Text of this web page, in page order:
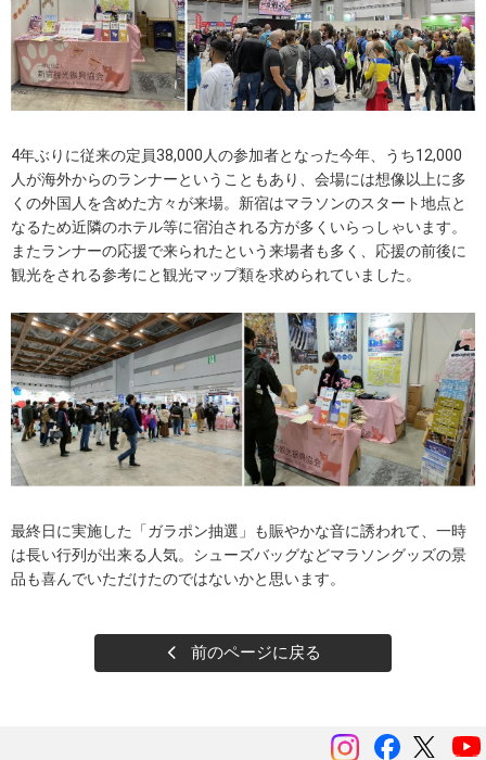
4年ぶりに従来の定員38,000人の参加者となった今年、うち12,000
人が海外からのランナーということもあり、会場には想像以上に多
くの外国人を含めた方々が来場。新宿はマラソンのスタート地点と
なるため近隣のホテル等に宿泊される方が多くいらっしゃいます。
またランナーの応援で来られたという来場者も多く、応援の前後に
観光をされる参考にと観光マップ類を求められていました。
最終日に実施した「ガラポン抽選」も賑やかな音に誘われて、一時
は長い行列が出来る人気。シューズバッグなどマラソングッズの景
品も喜んでいただけたのではないかと思います。
前のページに戻る
ツイ
Facebook
instagram